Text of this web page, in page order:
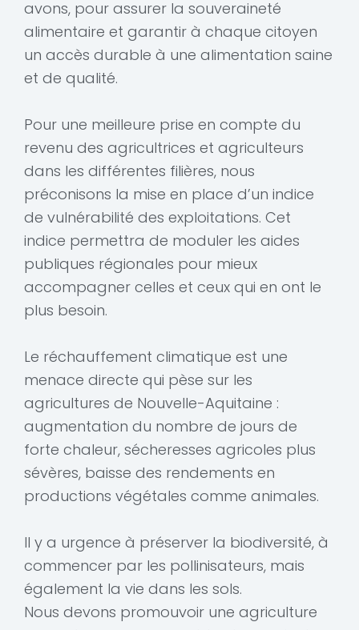
avons, pour assurer la souveraineté
alimentaire et garantir à chaque citoyen
un accès durable à une alimentation saine
et de qualité.
Pour une meilleure prise en compte du
revenu des agricultrices et agriculteurs
dans les différentes filières, nous
préconisons la mise en place d’un indice
de vulnérabilité des exploitations. Cet
indice permettra de moduler les aides
publiques régionales pour mieux
accompagner celles et ceux qui en ont le
plus besoin.
Le réchauffement climatique est une
menace directe qui pèse sur les
agricultures de Nouvelle-Aquitaine :
augmentation du nombre de jours de
forte chaleur, sécheresses agricoles plus
sévères, baisse des rendements en
productions végétales comme animales.
Il y a urgence à préserver la biodiversité, à
commencer par les pollinisateurs, mais
également la vie dans les sols.
Nous devons promouvoir une agriculture